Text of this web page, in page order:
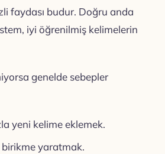
faydası budur. Doğru anda
iyi öğrenilmiş kelimelerin
genelde sebepler
yeni kelime eklemek.
yaratmak.